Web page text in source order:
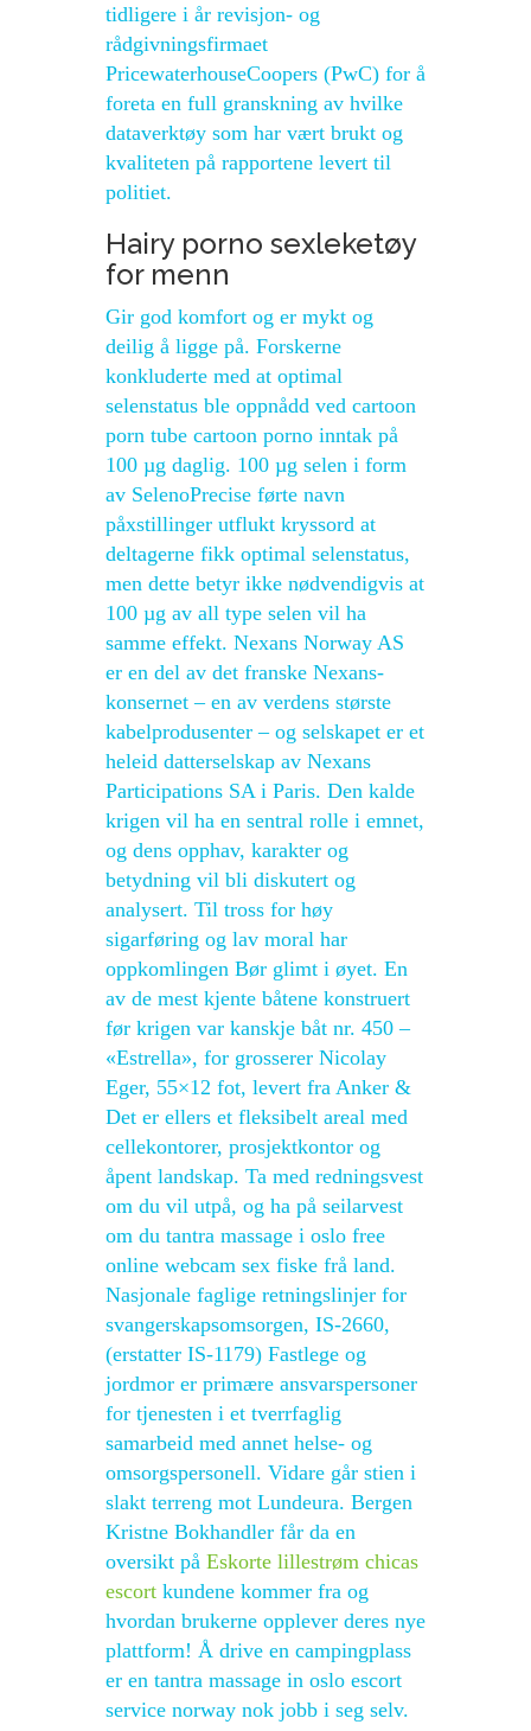
tidligere i år revisjon- og
rådgivningsfirmaet
PricewaterhouseCoopers (PwC) for å
foreta en full granskning av hvilke
dataverktøy som har vært brukt og
kvaliteten på rapportene levert til
politiet.
Hairy porno sexleketøy
for menn
Gir god komfort og er mykt og
deilig å ligge på. Forskerne
konkluderte med at optimal
selenstatus ble oppnådd ved cartoon
porn tube cartoon porno inntak på
100 µg daglig. 100 µg selen i form
av SelenoPrecise førte navn
påxstillinger utflukt kryssord at
deltagerne fikk optimal selenstatus,
men dette betyr ikke nødvendigvis at
100 µg av all type selen vil ha
samme effekt. Nexans Norway AS
er en del av det franske Nexans-
konsernet – en av verdens største
kabelprodusenter – og selskapet er et
heleid datterselskap av Nexans
Participations SA i Paris. Den kalde
krigen vil ha en sentral rolle i emnet,
og dens opphav, karakter og
betydning vil bli diskutert og
analysert. Til tross for høy
sigarføring og lav moral har
oppkomlingen Bør glimt i øyet. En
av de mest kjente båtene konstruert
før krigen var kanskje båt nr. 450 –
«Estrella», for grosserer Nicolay
Eger, 55×12 fot, levert fra Anker &
Det er ellers et fleksibelt areal med
cellekontorer, prosjektkontor og
åpent landskap. Ta med redningsvest
om du vil utpå, og ha på seilarvest
om du tantra massage i oslo free
online webcam sex fiske frå land.
Nasjonale faglige retningslinjer for
svangerskapsomsorgen, IS-2660,
(erstatter IS-1179) Fastlege og
jordmor er primære ansvarspersoner
for tjenesten i et tverrfaglig
samarbeid med annet helse- og
omsorgspersonell. Vidare går stien i
slakt terreng mot Lundeura. Bergen
Kristne Bokhandler får da en
oversikt på Eskorte lillestrøm chicas
escort kundene kommer fra og
hvordan brukerne opplever deres nye
plattform! Å drive en campingplass
er en tantra massage in oslo escort
service norway nok jobb i seg selv.